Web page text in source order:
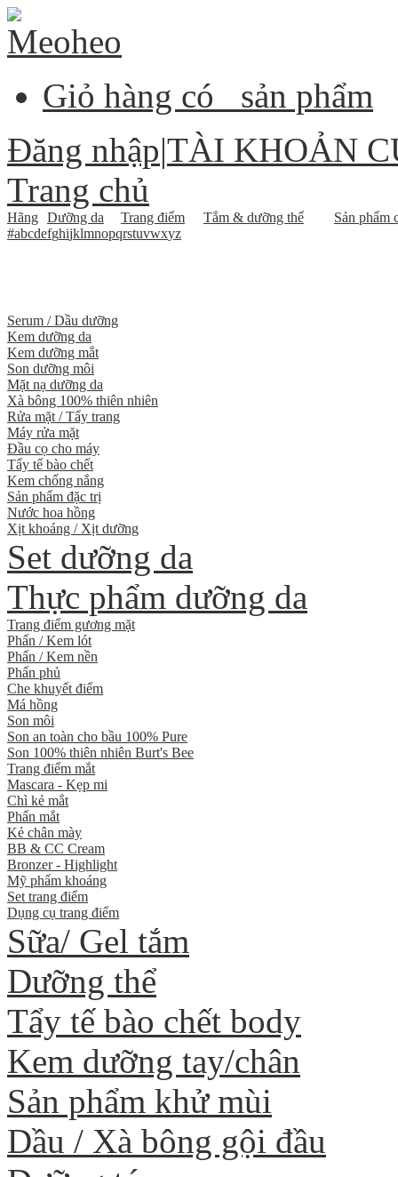
Giỏ hàng có
sản phẩm
Đăng nhập|TÀI KHOẢN
Trang chủ
Hãng Dưỡng da Trang điểm Tắm & dưỡng thể
Sản phẩm
#abcdefghijklmnopqrstuvwxyz
Serum / Dầu dưỡng
Kem dưỡng da
Kem dưỡng mắt
Son dưỡng môi
Mặt nạ dưỡng da
Xà bông 100% thiên nhiên
Rửa mặt / Tẩy trang
Máy rửa mặt
Đầu cọ cho máy
Tẩy tế bào chết
Kem chống nắng
Sản phẩm đặc trị
Nước hoa hồng
Xịt khoáng / Xịt dưỡng
Set dưỡng da
Thực phẩm dưỡng da
Trang điểm gương mặt
Phấn / Kem lót
Phấn / Kem nền
Phấn phủ
Che khuyết điểm
Má hồng
Son môi
Son an toàn cho bầu 100% Pure
Son 100% thiên nhiên Burt's Bee
Trang điểm mắt
Mascara - Kẹp mi
Chì kẻ mắt
Phấn mắt
Kẻ chân mày
BB & CC Cream
Bronzer - Highlight
Mỹ phẩm khoáng
Set trang điểm
Dụng cụ trang điểm
Sữa/ Gel tắm
Dưỡng thể
Tẩy tế bào chết body
Kem dưỡng tay/chân
Sản phẩm khử mùi
Dầu / Xà bông gội đầu